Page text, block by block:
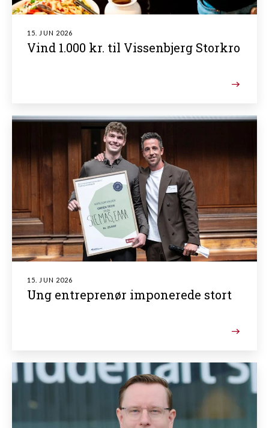
15. JUN 2026
Vind 1.000 kr. til Vissenbjerg Storkro
15. JUN 2026
Ung entreprenør imponerede stort